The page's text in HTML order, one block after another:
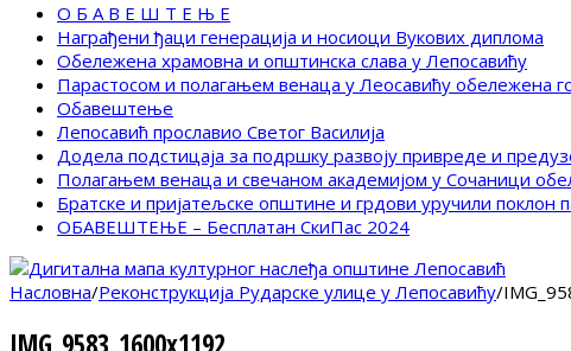
О Б А В Е Ш Т Е Њ Е
Награђени ђаци генерација и носиоци Вукових диплома
Обележена храмовна и општинска слава у Лепосавићу
Парастосом и полагањем венаца у Леосавићу обележена
Обавештење
Лепосавић прославио Светог Василија
Додела подстицаја за подршку развоју привреде и
Полагањем венаца и свечаном академијом у Сочаници
Братске и пријатељске општине и грдови уручили
ОБАВЕШТЕЊЕ – Бесплатан СкиПас 2024
Насловна/Реконструкција Рударске улице у Лепосавићу/